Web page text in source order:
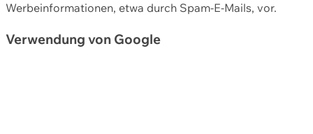
Werbeinformationen, etwa durch Spam-E-Mails, vor.
Verwendung von Google